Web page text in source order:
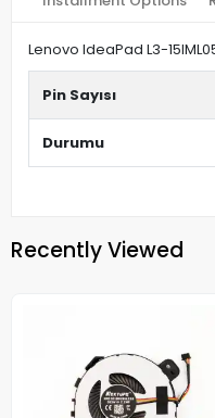
Lenovo IdeaPad L3-
Pin Sayısı
Durumu
Recently Viewed